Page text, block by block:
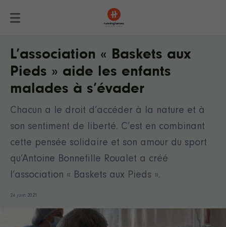
L’association « Baskets aux
Pieds » aide les enfants
malades à s’évader
Chacun a le droit d’accéder à la nature et à
son sentiment de liberté. C’est en combinant
cette pensée solidaire et son amour du sport
qu’Antoine Bonnefille Roualet a créé
l’association « Baskets aux Pieds ».
24 juin 2021